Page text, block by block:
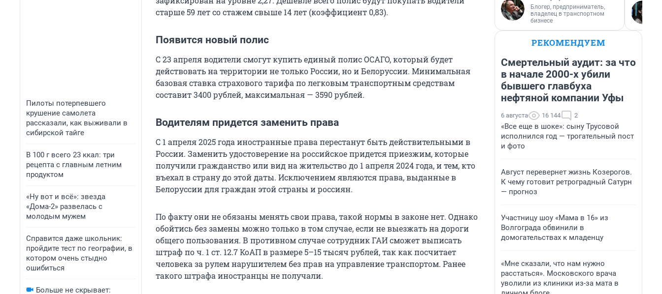
Пилоты потерпевшего
крушение самолета
рассказали, как выживали в
сибирской тайге
В 100 г всего 23 ккал: три
рецепта с главным летним
продуктом
«Ну вот и всё»: звезда
«Дома-2» развелась с
молодым мужем
Справится даже школьник:
пройдите тест по географии, в
котором очень стыдно
ошибиться
Больше не скрывает:
старше 59 лет со стажем свыше 14 лет (коэффициент 0,83).
Появится новый полис
С 23 апреля водители смогут купить единый полис ОСАГО, который будет
действовать на территории не только России, но и Белоруссии. Минимальная
базовая ставка страхового тарифа по легковым транспортным средствам
составит 3400 рублей, максимальная — 3590 рублей.
Водителям придется заменить права
С 1 апреля 2025 года иностранные права перестанут быть действительными в
России. Заменить удостоверение на российское придется приезжим, которые
получили гражданство или вид на жительство до 1 апреля 2024 года, и тем, кто
въехал в страну до этой даты. Исключением являются права, выданные в
Белоруссии для граждан этой страны и россиян.
По факту они не обязаны менять свои права, такой нормы в законе нет. Однако
обойтись без замены можно только в том случае, если не выезжать на дороги
общего пользования. В противном случае сотрудник ГАИ сможет выписать
штраф по ч. 1 ст. 12.7 КоАП в размере 5–15 тысяч рублей, так как посчитает
человека за рулем нарушителем без прав на управление транспортом. Ранее
такого штрафа иностранцы не получали.
Блогер, предприниматель,
владелец в транспортном
бизнесе
РЕКОМЕНДУЕМ
Смертельный аудит: за что
в начале 2000-х убили
бывшего главбуха
нефтяной компании Уфы
6 августа 16 144 2
«Все еще в шоке»: сыну Трусовой
исполнился год — трогательный пост
и фото
Август перевернет жизнь Козерогов.
К чему готовит ретроградный Сатурн
— прогноз
Участницу шоу «Мама в 16» из
Волгограда обвинили в
домогательствах к младенцу
«Мне сказали, что нам нужно
расстаться». Московского врача
уволили из клиники из-за мата в